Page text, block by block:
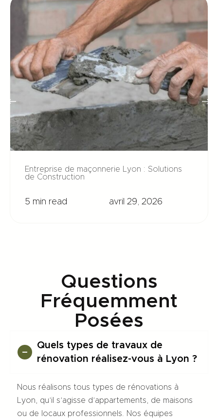
Entreprise de maçonnerie Lyon : Solutions
de Construction
5 min read avril 29, 2026
Questions
Fréquemment
Posées
Quels types de travaux de
rénovation réalisez-vous à Lyon ?
Nous réalisons tous types de rénovations à
Lyon, qu’il s’agisse d’appartements, de maisons
ou de locaux professionnels. Nos équipes